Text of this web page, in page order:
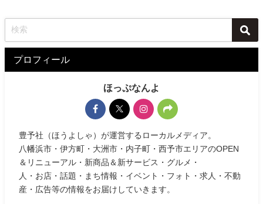
プロフィール
ほっぷなんよ
豊予社（ほうよしゃ）が運営するローカルメディア。
八幡浜市・伊方町・大洲市・内子町・西予市エリアのOPEN
＆リニューアル・新商品＆新サービス・グルメ・
人・お店・話題・まち情報・イベント・フォト・求人・不動
産・広告等の情報をお届けしていきます。